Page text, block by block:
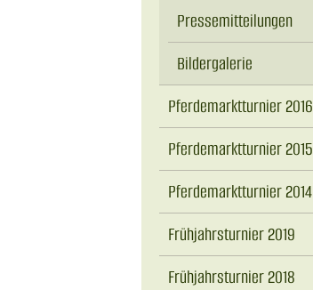
Pressemitteilungen
Bildergalerie
Pferdemarktturnier 2016
Pferdemarktturnier 2015
Pferdemarktturnier 2014
Frühjahrsturnier 2019
Frühjahrsturnier 2018